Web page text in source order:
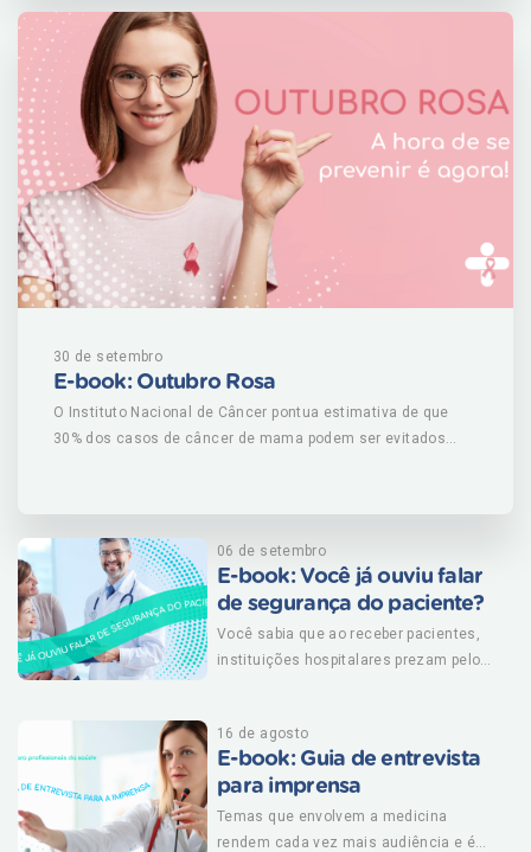
Brasil, depois do infarto, fatal para mais de 100 mil
brasileiros por ano um óbito a cada cinco minutos, de
acordo com o Ministério da Saúde. Existem dois tipos
isquêmico e hemorrágico. O primeiro é responsável por 87
dos casos. Para ambos, é fundamental reconhecer
sintomas de forma rápida para reduzir risco de sequelas e
garantir qualidade de vida. Para entender mais sobre o AVC,
baixe agora nosso e-book! CLIQUE AQUI PARA BAIXAR E-
BOOK
30 de setembro
E-book: Outubro Rosa
O Instituto Nacional de Câncer pontua estimativa de que
30% dos casos de câncer de mama podem ser evitados
peso corporal adequado, amamentar e evitar consumo de
bebidas alcoólicas e uso de anticoncepcionais e reposição
hormonal. Nesse e-book do Outubro Rosa, você vai entender
quais são os fatores de risco, aprender a fazer o autoexame
e entender quais são os sintomas precoces do câncer de
mama. BAIXE AGORA!
06 de setembro
E-book: Você já ouviu falar
de segurança do paciente?
Você sabia que ao receber pacientes,
instituições hospitalares prezam pelo
reduzem incidentes, como quedas ou
aplicação errada de medicamento, por
exemplo?Qualquer tipo de ação não
intencional, ou seja, por acidente, pode
prolongar tempo no hospital ou até
16 de agosto
E-book: Guia de entrevista
para imprensa
Temas que envolvem a medicina
rendem cada vez mais audiência e é